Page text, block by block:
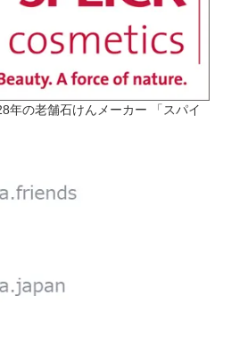
年の老舗石けんメーカー 「スパイ